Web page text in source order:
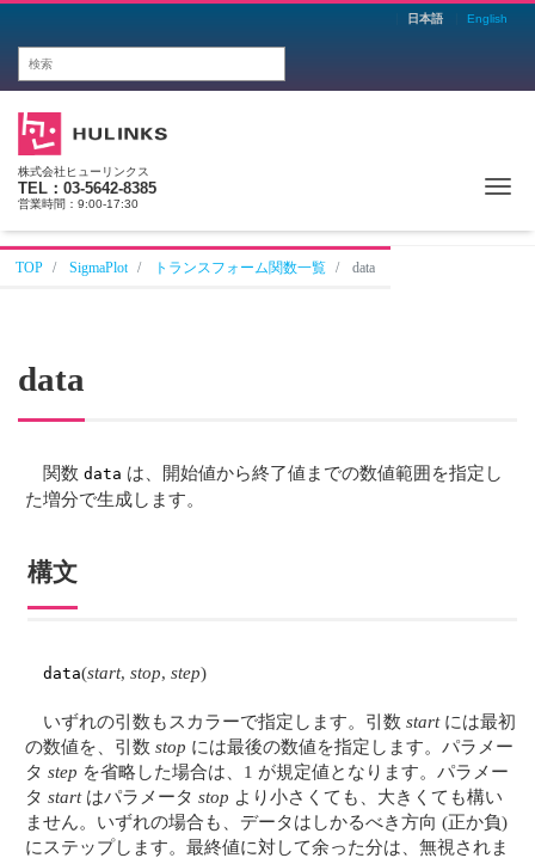
日本語 English
株式会社ヒューリンクス
TEL：03-5642-8385
営業時間：9:00-17:30
TOP SigmaPlot トランスフォーム関数一覧 data
data
関数data は、開始値から終了値までの数値範囲を指定し
た増分で生成します。
構文
data(start,stop,step)
いずれの引数もスカラーで指定します。引数startには最初
の数値を、引数stop には最後の数値を指定します。パラメー
タstep を省略した場合は、1 が規定値となります。パラメー
タstartはパラメータstop より小さくても、大きくても構い
ません。いずれの場合も、データはしかるべき方向 (正か負)
にステップします。最終値に対して余った分は、無視されま